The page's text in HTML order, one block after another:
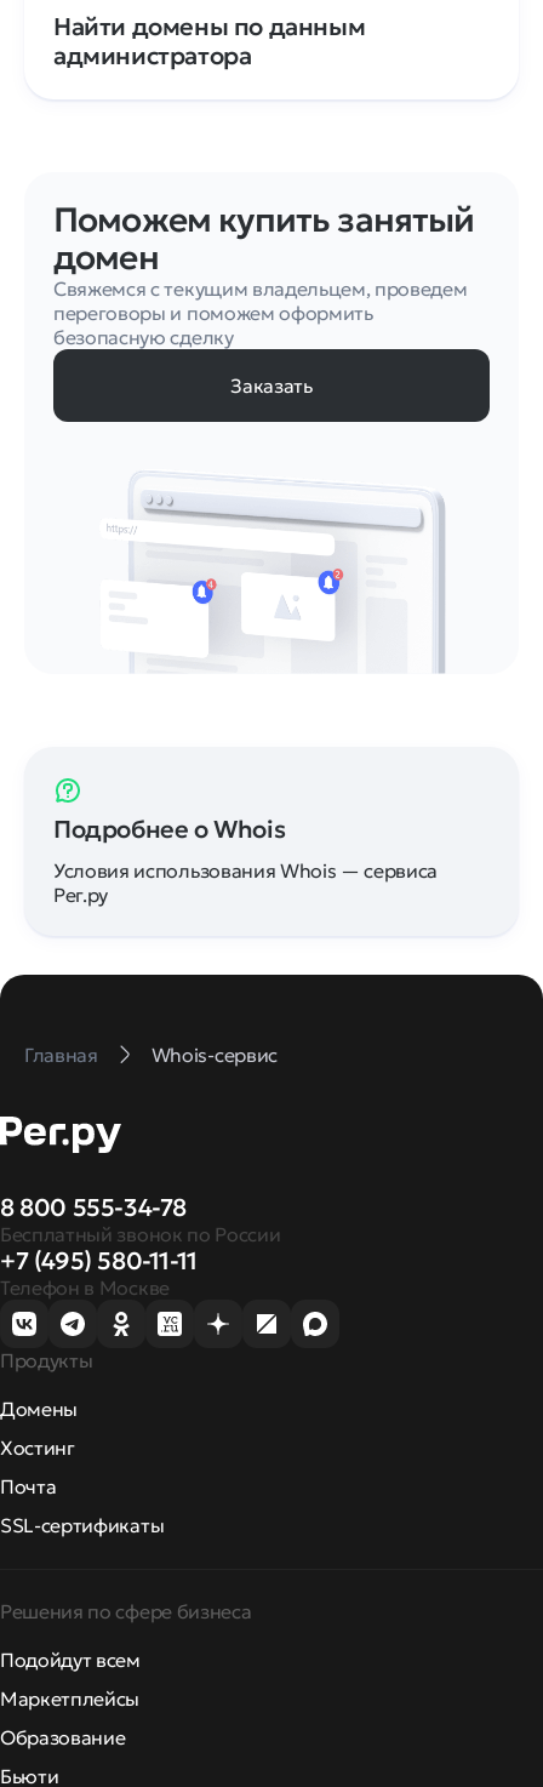
Найти домены по данным
администратора
Поможем купить занятый
домен
Свяжемся с текущим владельцем, проведем
переговоры и поможем оформить
безопасную сделку
Заказать
Подробнее о Whois
Условия использования Whois — сервиса
Рег.ру
Главная Whois-сервис
8 800 555-34-78
Бесплатный звонок по России
+7 (495) 580-11-11
Телефон в Москве
Продукты
Домены
Хостинг
Почта
SSL-сертификаты
Решения по сфере бизнеса
Подойдут всем
Маркетплейсы
Образование
Бьюти